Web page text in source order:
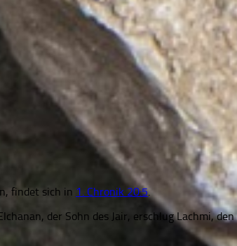
findet sich in 1. Chronik 20:5.
der Sohn des Jair, erschlug Lachmi,